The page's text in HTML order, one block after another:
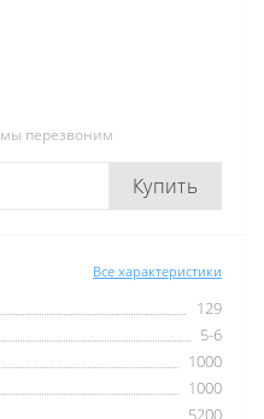
перезвоним
Купить
Все характеристики
129
5-6
1000
1000
5200